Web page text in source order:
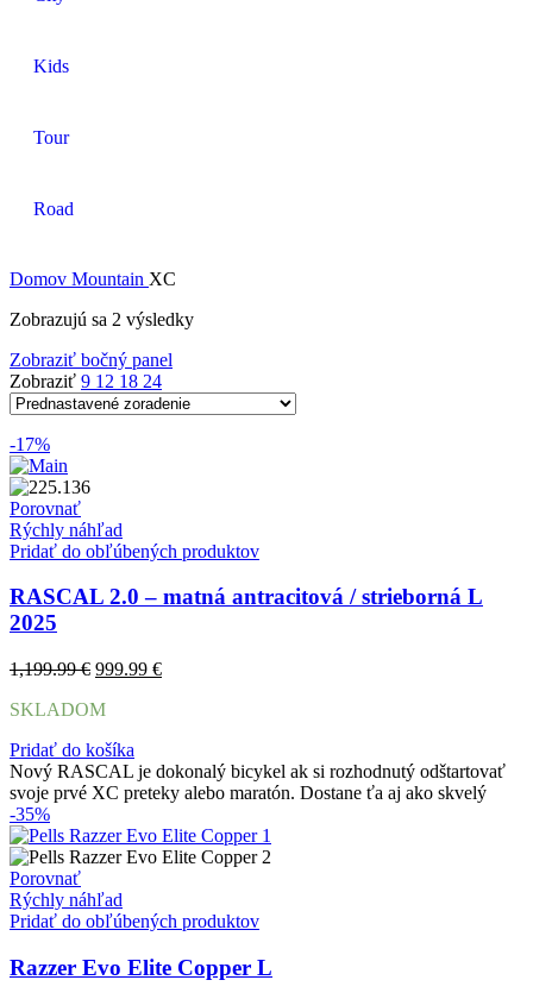
Kids
Tour
Road
Domov Mountain XC
Zobrazujú sa 2 výsledky
Zobraziť bočný panel
Zobraziť 9 12 18 24
-17%
Porovnať
Rýchly náhľad
Pridať do obľúbených produktov
RASCAL 2.0 – matná antracitová / strieborná L
2025
1,199.99€ Pôvodná
bola:
999.99 €Aktuálna
SKLADOM
Pridať do košíka
Nový RASCAL je dokonalý bicykel ak si rozhodnutý odštartovať
svoje prvé XC preteky alebo maratón. Dostane ťa aj ako skvelý
-35%
Porovnať
Rýchly náhľad
Pridať do obľúbených produktov
Razzer Evo Elite Copper L